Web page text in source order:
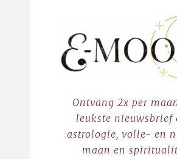
Ontvang 2x per
leukste nieuwsbrief
astrologie, volle- en
maan en